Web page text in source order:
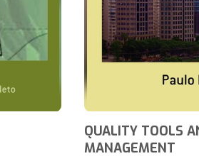
QUALITY TOOLS
MANAGEMENT